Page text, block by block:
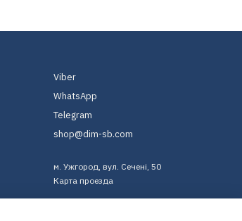
Viber
WhatsApp
Telegram
shop@dim-sb.com
м. Ужгород, вул. Сечені, 50
Карта проезда